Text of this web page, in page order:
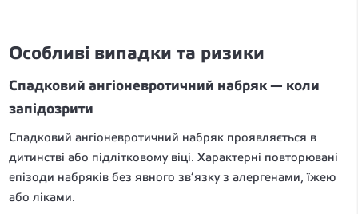
Особливі випадки та ризики
Спадковий ангіоневротичний набряк — коли
запідозрити
Спадковий ангіоневротичний набряк проявляється в
дитинстві або підлітковому віці. Характерні повторювані
епізоди набряків без явного зв’язку з алергенами, їжею
або ліками.